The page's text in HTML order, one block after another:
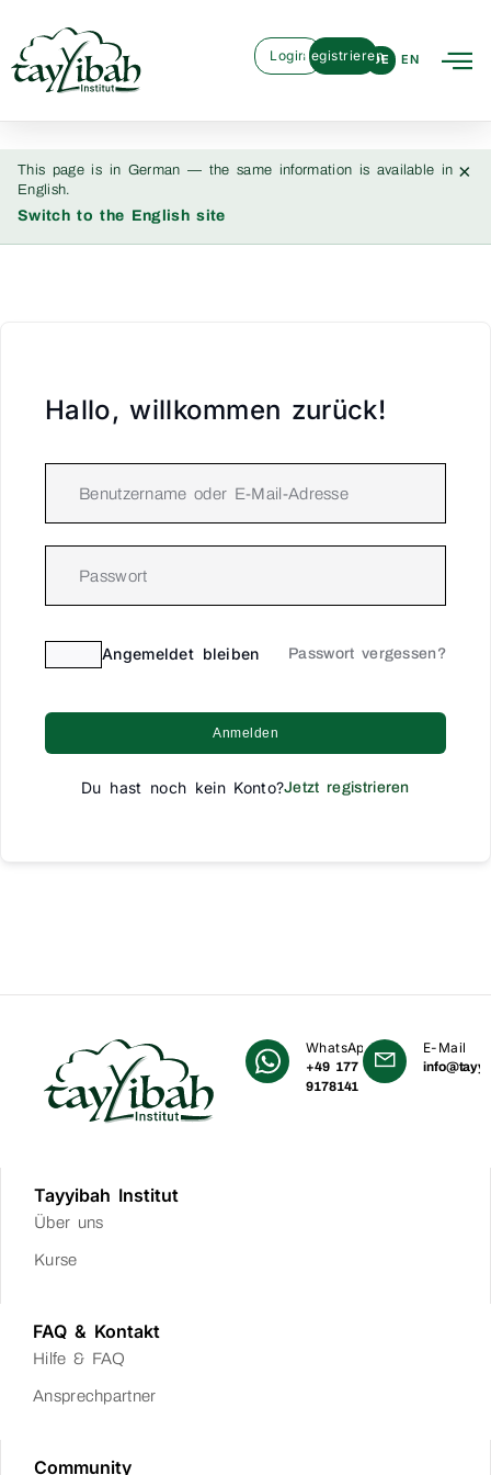
DE EN
LoginRegistrieren
This page is in German — the same information is available in
English.
Switch to the English site
×
Hallo, willkommen zurück!
Angemeldet bleiben Passwort vergessen?
Anmelden
Du hast noch kein Konto?Jetzt registrieren
WhatsApp
+49 177
9178141
E-Mail
Tayyibah Institut
Über uns
Kurse
FAQ & Kontakt
Hilfe & FAQ
Ansprechpartner
Community